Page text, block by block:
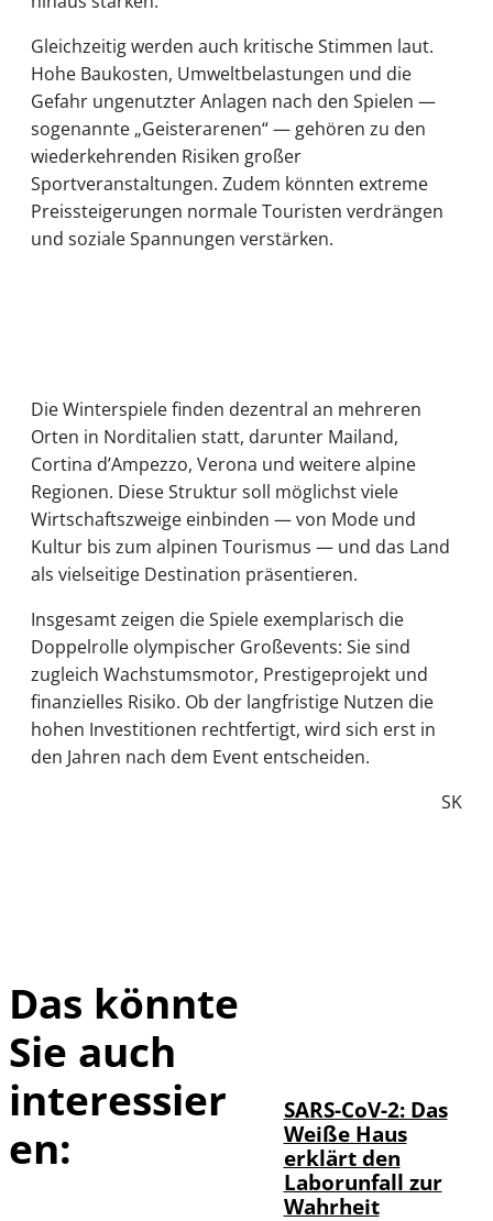
Gleichzeitig werden auch kritische Stimmen laut.
Hohe Baukosten, Umweltbelastungen und die
Gefahr ungenutzter Anlagen nach den Spielen —
sogenannte „Geisterarenen“ — gehören zu den
wiederkehrenden Risiken großer
Sportveranstaltungen. Zudem könnten extreme
Preissteigerungen normale Touristen verdrängen
und soziale Spannungen verstärken.
Die Winterspiele finden dezentral an mehreren
Orten in Norditalien statt, darunter Mailand,
Cortina d’Ampezzo, Verona und weitere alpine
Regionen. Diese Struktur soll möglichst viele
Wirtschaftszweige einbinden — von Mode und
Kultur bis zum alpinen Tourismus — und das Land
als vielseitige Destination präsentieren.
Insgesamt zeigen die Spiele exemplarisch die
Doppelrolle olympischer Großevents: Sie sind
zugleich Wachstumsmotor, Prestigeprojekt und
finanzielles Risiko. Ob der langfristige Nutzen die
hohen Investitionen rechtfertigt, wird sich erst in
den Jahren nach dem Event entscheiden.
SK
Das könnte
Sie auch
interessier
en:
SARS-CoV-2: Das
Weiße Haus
erklärt den
Laborunfall zur
Wahrheit